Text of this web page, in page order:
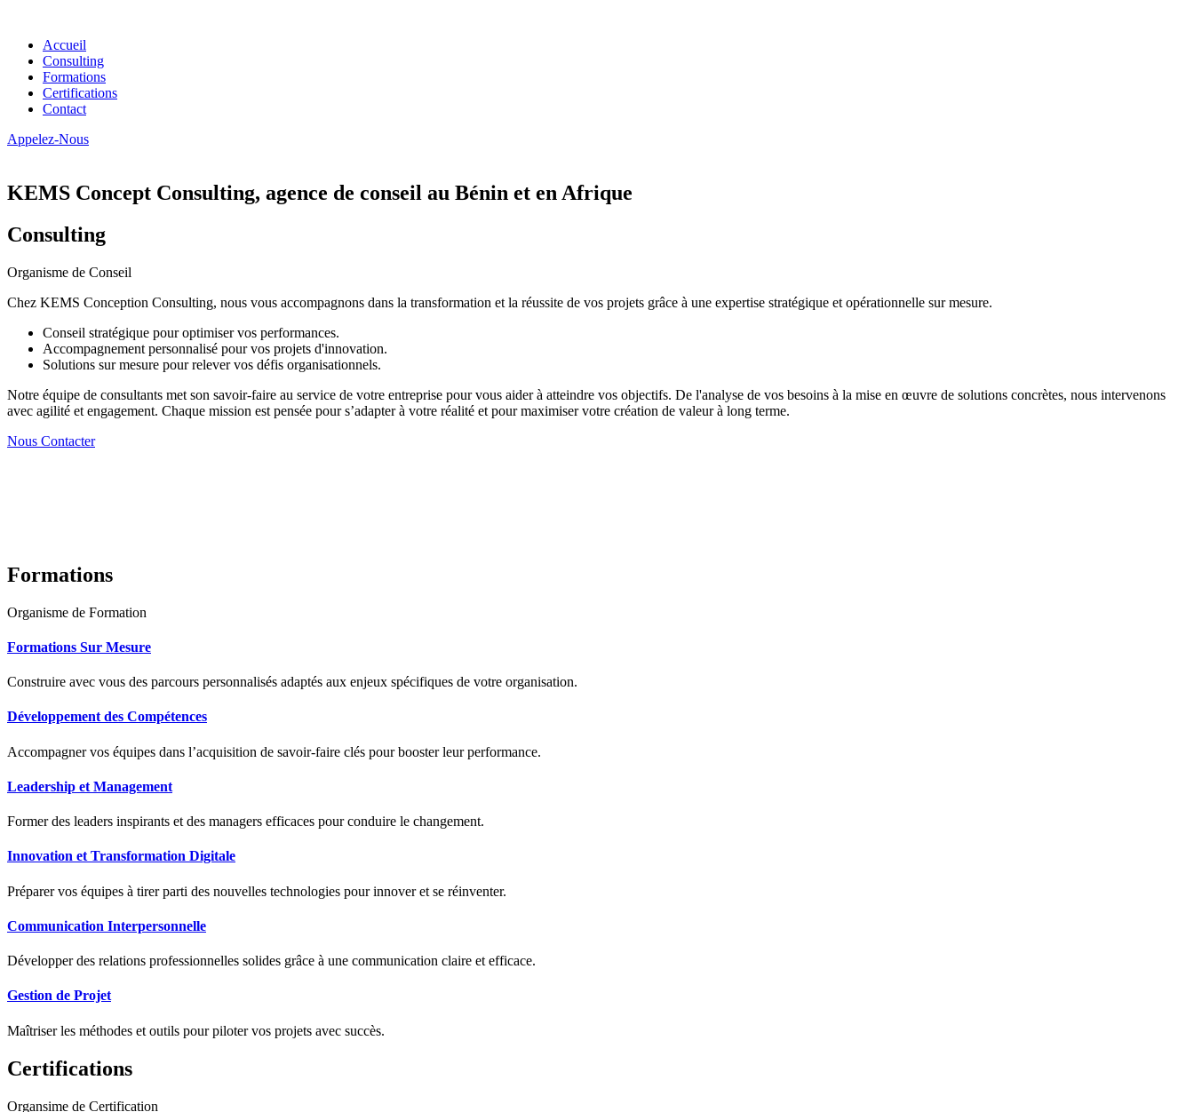
Accueil
Consulting
Formations
Certifications
Contact
Appelez-Nous
KEMS Concept Consulting, agence de conseil au Bénin et en Afrique
Consulting
Organisme de Conseil
Chez KEMS Conception Consulting, nous vous accompagnons dans la transformation et la réussite de vos projets grâce à une expertise stratégique et opérationnelle sur mesure.
Conseil stratégique pour optimiser vos performances.
Accompagnement personnalisé pour vos projets d'innovation.
Solutions sur mesure pour relever vos défis organisationnels.
Notre équipe de consultants met son savoir-faire au service de votre entreprise pour vous aider à atteindre vos objectifs. De l'analyse de vos besoins à la mise en œuvre de solutions concrètes, nous intervenons
avec agilité et engagement. Chaque mission est pensée pour s’adapter à votre réalité et pour maximiser votre création de valeur à long terme.
Nous Contacter
Formations
Organisme de Formation
Formations Sur Mesure
Construire avec vous des parcours personnalisés adaptés aux enjeux spécifiques de votre organisation.
Développement des Compétences
Accompagner vos équipes dans l’acquisition de savoir-faire clés pour booster leur performance.
Leadership et Management
Former des leaders inspirants et des managers efficaces pour conduire le changement.
Innovation et Transformation Digitale
Préparer vos équipes à tirer parti des nouvelles technologies pour innover et se réinventer.
Communication Interpersonnelle
Développer des relations professionnelles solides grâce à une communication claire et efficace.
Gestion de Projet
Maîtriser les méthodes et outils pour piloter vos projets avec succès.
Certifications
Organsime de Certification